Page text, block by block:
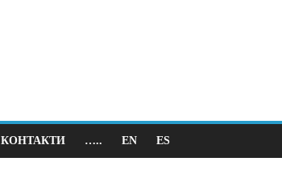
КОНТАКТИ ….. EN ES